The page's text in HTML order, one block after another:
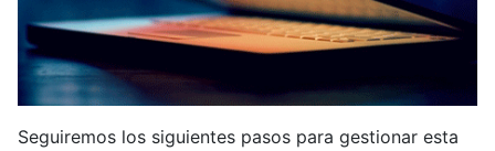
Seguiremos los siguientes pasos para gestionar esta